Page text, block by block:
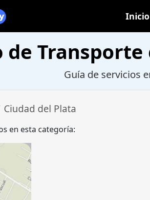
Inicio
de
Guía de servicios
Ciudad del Plata
en esta categoría: